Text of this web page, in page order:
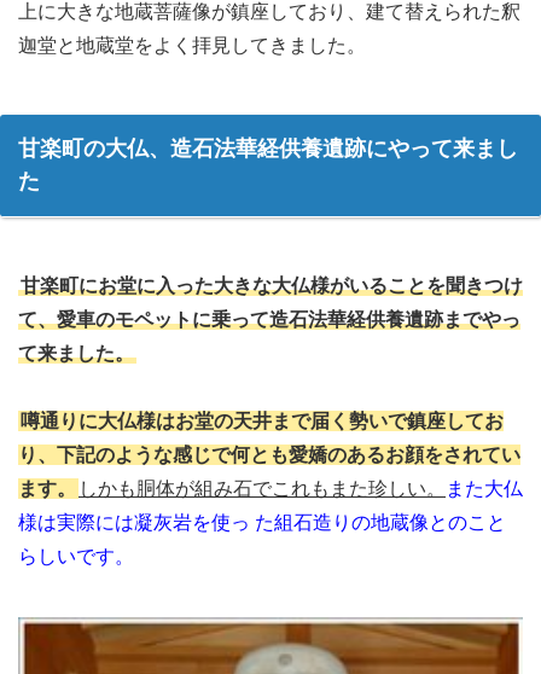
上に大きな地蔵菩薩像が鎮座しており、建て替えられた釈
迦堂と地蔵堂をよく拝見してきました。
甘楽町の大仏、造石法華経供養遺跡にやって来まし
た
甘楽町にお堂に入った大きな大仏様がいることを聞きつけ
て、愛車のモペットに乗って造石法華経供養遺跡までやっ
て来ました。
噂通りに大仏様はお堂の天井まで届く勢いで鎮座してお
り、下記のような感じで何とも愛嬌のあるお顔をされてい
ます。
しかも胴体が組み石でこれもまた珍しい。
また大仏
様は実際には凝灰岩を使っ た組石造りの地蔵像とのこと
らしいです。